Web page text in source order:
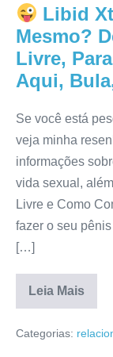
Efeitos
Reclame
Aqui,
Para
que
Mercado
Libid
Mesmo?
Livre,
Aqui,
Se você está
veja minha
informações
vida sexual,
Livre e Como
fazer o seu
[…]
Leia Mais
Libid
Caps
Categorias: